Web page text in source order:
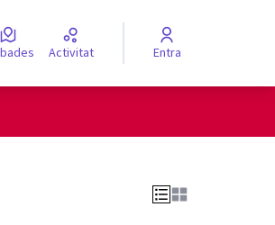
Activitat Entra